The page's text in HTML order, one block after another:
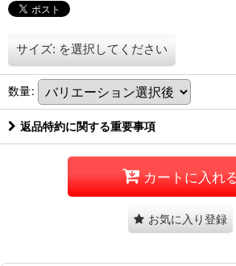
サイズ: を選択してください
数量:
返品特約に関する重要事項
カートに入れ
お気に入り登録